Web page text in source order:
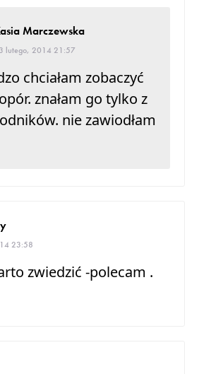
Marczewska
lutego, 2014 21:57
chciałam zobaczyć
znałam go tylko z
nie zawiodłam
23:58
zwiedzić -polecam .